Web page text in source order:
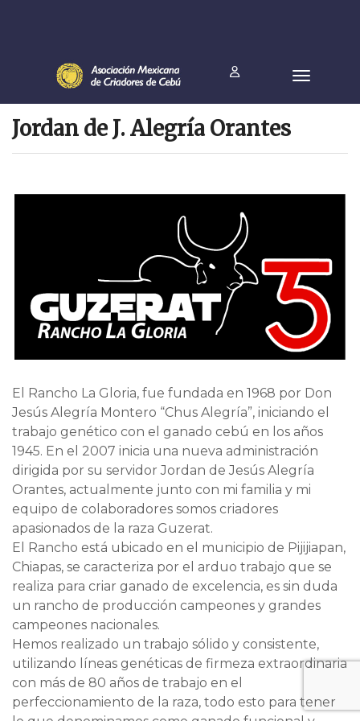
Jordan de J. Alegría Orantes
El Rancho La Gloria, fue fundada en 1968 por Don
Jesús Alegría Montero “Chus Alegría”, iniciando el
trabajo genético con el ganado cebú en los años
1945. En el 2007 inicia una nueva administración
dirigida por su servidor Jordan de Jesús Alegría
Orantes, actualmente junto con mi familia y mi
equipo de colaboradores somos criadores
apasionados de la raza Guzerat.
El Rancho está ubicado en el municipio de Pijijiapan,
Chiapas, se caracteriza por el arduo trabajo que se
realiza para criar ganado de excelencia, es sin duda
un rancho de producción campeones y grandes
campeones nacionales.
Hemos realizado un trabajo sólido y consistente,
utilizando líneas genéticas de firmeza extraordinaria
con más de 80 años de trabajo en el
perfeccionamiento de la raza, todo esto para tener